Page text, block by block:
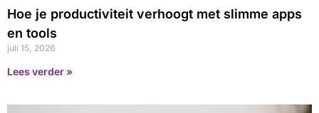
Hoe je productiviteit verhoogt met slimme apps
en tools
juli 15, 2026
Lees verder »